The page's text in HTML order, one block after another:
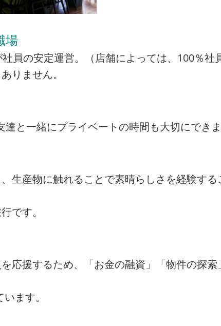
場
員の安定運営。（店舗によっては、100％社
りません。
と一緒にプライベートの時間も大切にできま
生産物に触れることで素晴らしさを経験す
です。
応援するため、「お金の融資」「物件の探
ます。